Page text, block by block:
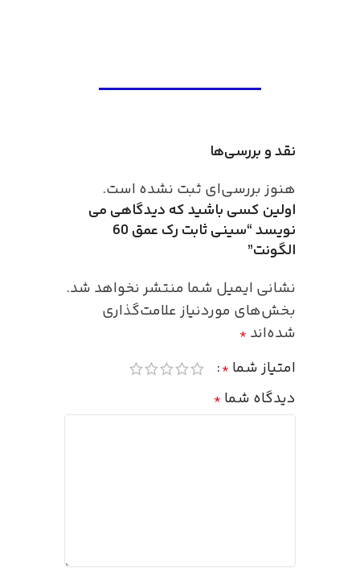
نقد و بررسی‌ها
هنوز بررسی‌ای ثبت نشده است.
اولین کسی باشید که دیدگاهی می
نویسد “سینی ثابت رک عمق 60
الگونت”
نشانی ایمیل شما منتشر نخواهد شد.
بخش‌های موردنیاز علامت‌گذاری
شده‌اند *
امتیاز شما *
دیدگاه شما *